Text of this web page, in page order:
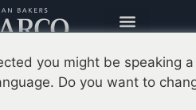
Restauration
you might be speaking a
Do you want to